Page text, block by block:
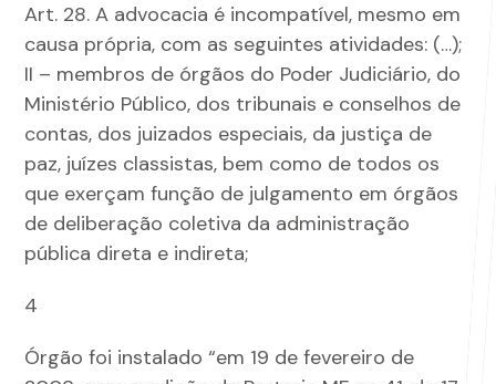
Art. 28. A advocacia é incompatível, mesmo em
causa própria, com as seguintes atividades: (…);
II – membros de órgãos do Poder Judiciário, do
Ministério Público, dos tribunais e conselhos de
contas, dos juizados especiais, da justiça de
paz, juízes classistas, bem como de todos os
que exerçam função de julgamento em órgãos
de deliberação coletiva da administração
pública direta e indireta;
4
Órgão foi instalado “em 19 de fevereiro de